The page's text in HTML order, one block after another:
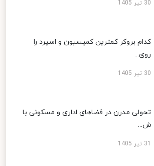
30 تیر 1405
کدام بروکر کمترین کمیسیون و اسپرد را
روی...
30 تیر 1405
تحولی مدرن در فضاهای اداری و مسکونی با
ش...